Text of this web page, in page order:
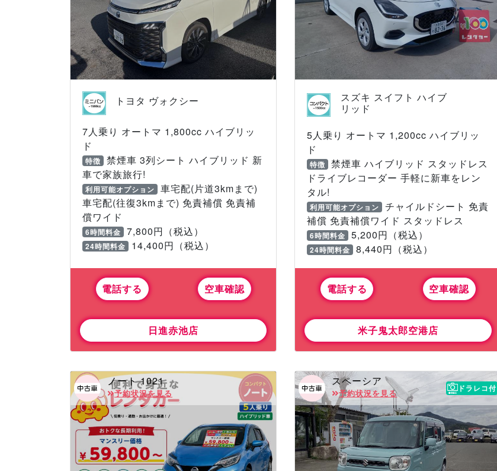
トヨタ ヴォクシー
7人乗り オートマ 1,800cc ハイブリッ
ド
特徴 禁煙車 3列シート ハイブリッド 新
車で家族旅行!
利用可能オプション 車宅配(片道3kmまで)
車宅配(往復3kmまで) 免責補償 免責補
償ワイド
6時間料金 7,800円（税込）
24時間料金 14,400円（税込）
電話する 空車確認
日進赤池店
スズキ スイフト ハイブ
リッド
5人乗り オートマ 1,200cc ハイブリッ
ド
特徴 禁煙車 ハイブリッド スタッドレス
ドライブレコーダー 手軽に新車をレン
タル!
利用可能オプション チャイルドシート 免責
補償 免責補償ワイド スタッドレス
6時間料金 5,200円（税込）
24時間料金 8,440円（税込）
電話する 空車確認
米子鬼太郎空港店
ノート 1021
予約状況を見る
スペーシア
予約状況を見る
ドラレコ付